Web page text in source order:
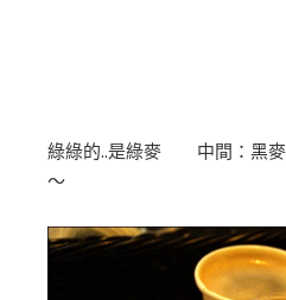
綠綠的..是綠麥 中間：黑
～